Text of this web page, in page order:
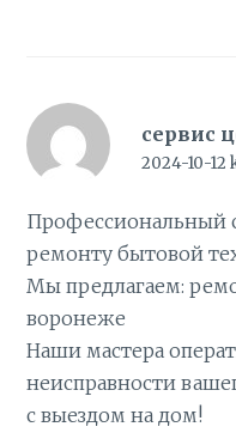
сервис
2024-10-12
Профессиональный
ремонту бытовой
Мы предлагаем:
воронеже
Наши мастера
неисправности
с выездом на дом!